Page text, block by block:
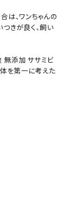
は、ワンちゃんの
きが良く、飼い
無添加 ササミビ
体を第一に考えた